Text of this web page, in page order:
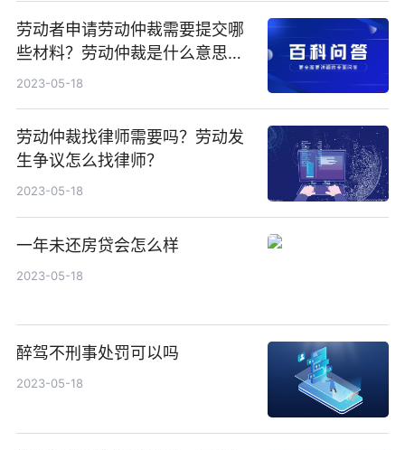
劳动者申请劳动仲裁需要提交哪
些材料？劳动仲裁是什么意思？
劳动仲裁需要多久？
2023-05-18
劳动仲裁找律师需要吗？劳动发
生争议怎么找律师？
2023-05-18
一年未还房贷会怎么样
2023-05-18
醉驾不刑事处罚可以吗
2023-05-18